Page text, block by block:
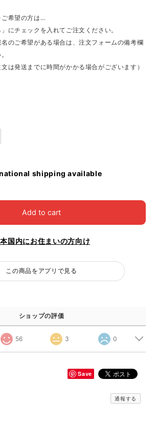
ご希望の方は…
にチェックを入れてご注文ください。
名のご希望がある場合は、注文フォームの備考欄
文は発送までに時間がかかる場合がございます）
shipping available
Add to cart
国内にお住まいの方向け
この商品をアプリで見る
ショップの評価
56 3 0
Save
通報する